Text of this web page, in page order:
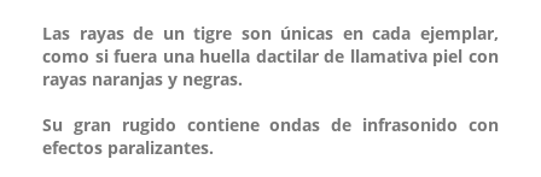
Las rayas de un tigre son únicas en cada ejemplar,
como si fuera una huella dactilar de llamativa piel con
rayas naranjas y negras.
Su gran rugido contiene ondas de infrasonido con
efectos paralizantes.